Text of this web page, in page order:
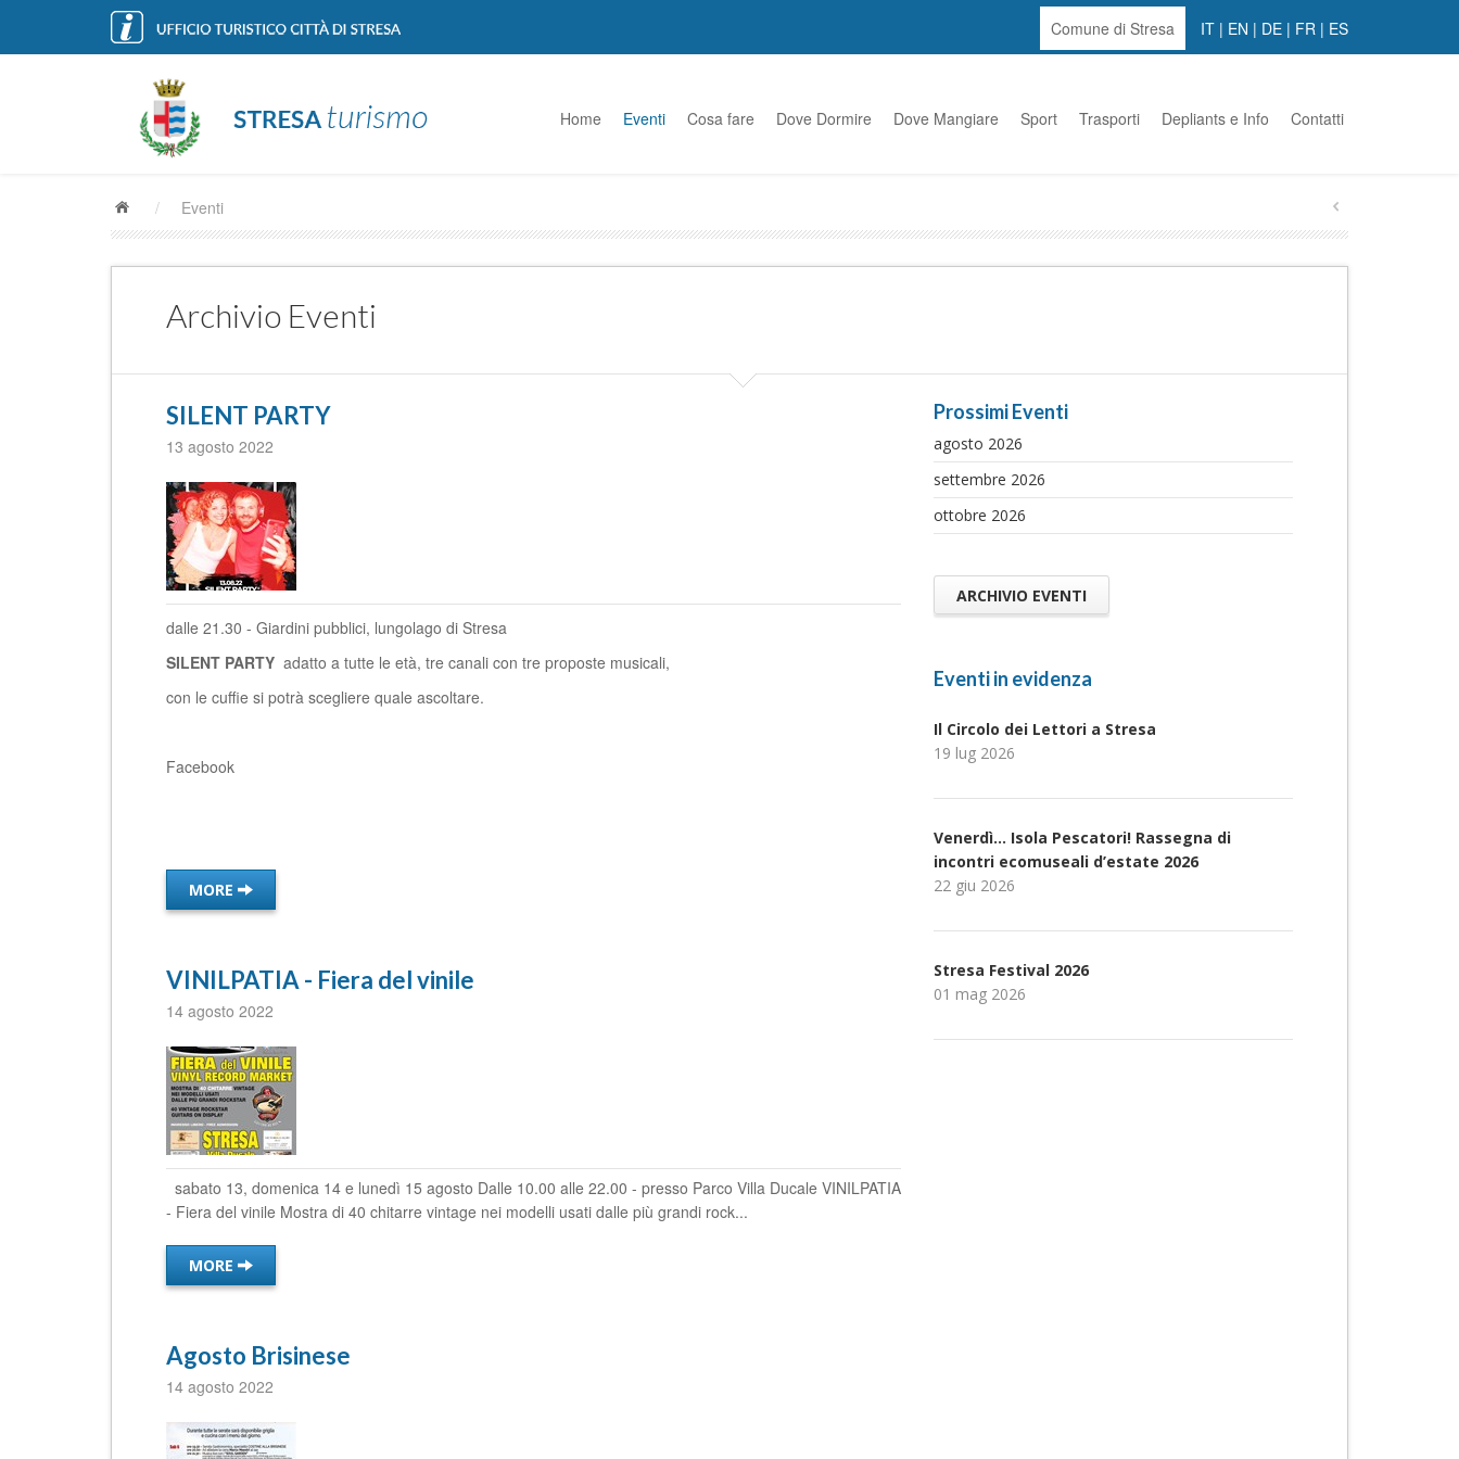
Comune di Stresa IT | EN | DE | FR | ES
Home Eventi Cosa fare Dove Dormire Dove Mangiare Sport Trasporti Depliants e Info Contatti
/ Eventi
Archivio Eventi
SILENT PARTY
13 agosto 2022
dalle 21.30 - Giardini pubblici, lungolago di Stresa
SILENT PARTY adatto a tutte le età, tre canali con tre proposte musicali,
con le cuffie si potrà scegliere quale ascoltare.
Facebook
MORE
VINILPATIA - Fiera del vinile
14 agosto 2022
sabato 13, domenica 14 e lunedì 15 agosto Dalle 10.00 alle 22.00 - presso Parco Villa Ducale VINILPATIA
- Fiera del vinile Mostra di 40 chitarre vintage nei modelli usati dalle più grandi rock...
MORE
Agosto Brisinese
14 agosto 2022
Prossimi Eventi
agosto 2026
settembre 2026
ottobre 2026
ARCHIVIO EVENTI
Eventi in evidenza
Il Circolo dei Lettori a Stresa
19 lug 2026
Venerdì… Isola Pescatori! Rassegna di
incontri ecomuseali d’estate 2026
22 giu 2026
Stresa Festival 2026
01 mag 2026